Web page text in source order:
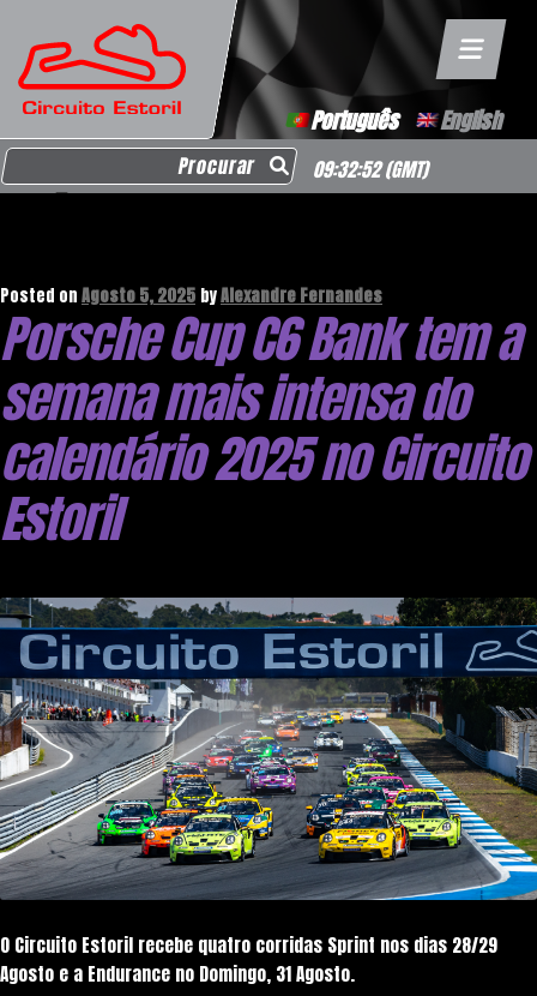
Português English
Search for: 09:32:53(GMT)
Posted onAgosto 5, 2025 byAlexandre Fernandes
Porsche Cup C6 Bank tem a
semana mais intensa do
calendário 2025 no Circuito
Estoril
O Circuito Estoril recebe quatro corridas Sprint nos dias 28/29
Agosto e a Endurance no Domingo, 31 Agosto.